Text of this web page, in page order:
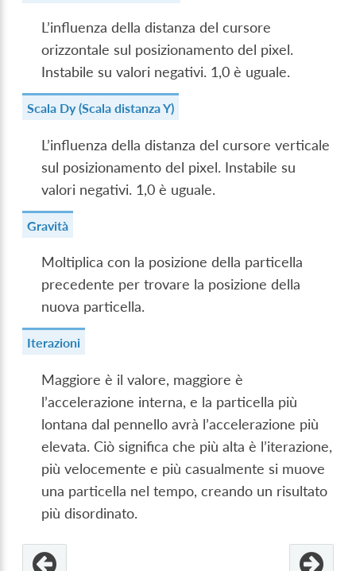
L’influenza della distanza del cursore
orizzontale sul posizionamento del pixel.
Instabile su valori negativi. 1,0 è uguale.
Scala Dy (Scala distanza Y)
L’influenza della distanza del cursore verticale
sul posizionamento del pixel. Instabile su
valori negativi. 1,0 è uguale.
Gravità
Moltiplica con la posizione della particella
precedente per trovare la posizione della
nuova particella.
Iterazioni
Maggiore è il valore, maggiore è
l’accelerazione interna, e la particella più
lontana dal pennello avrà l’accelerazione più
elevata. Ciò significa che più alta è l’iterazione,
più velocemente e più casualmente si muove
una particella nel tempo, creando un risultato
più disordinato.